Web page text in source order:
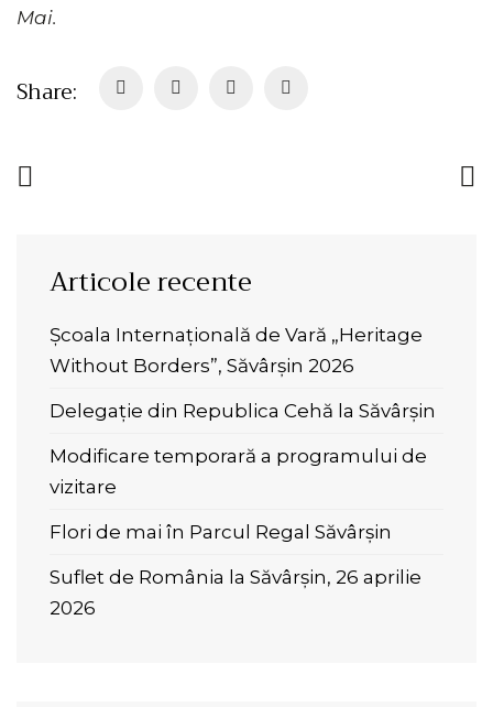
Mai.
Share:
Articole recente
Școala Internațională de Vară „Heritage
Without Borders”, Săvârșin 2026
Delegație din Republica Cehă la Săvârșin
Modificare temporară a programului de
vizitare
Flori de mai în Parcul Regal Săvârșin
Suflet de România la Săvârșin, 26 aprilie
2026